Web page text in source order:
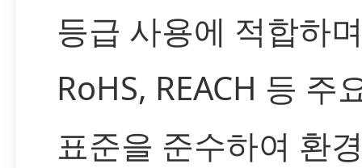
등급 사용에 적합하
RoHS, REACH 등 주
표준을 준수하여 환